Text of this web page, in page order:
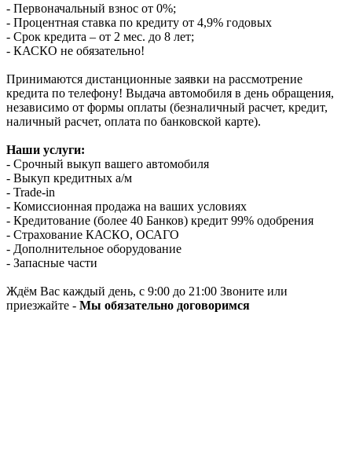
- Первоначальный взнос от 0%;
- Процентная ставка по кредиту от 4,9% годовых
- Срок кредита – от 2 мес. до 8 лет;
- КАСКО не обязательно!
Принимаются дистанционные заявки на рассмотрение
кредита по телефону! Выдача автомобиля в день обращения,
независимо от формы оплаты (безналичный расчет, кредит,
наличный расчет, оплата по банковской карте).
Наши услуги:
- Срочный выкуп вашего автомобиля
- Выкуп кредитных а/м
- Trade-in
- Комиссионная продажа на ваших условиях
- Кредитование (более 40 Банков) кредит 99% одобрения
- Страхование КАСКО, ОСАГО
- Дополнительное оборудование
- Запасные части
Ждём Вас каждый день, с 9:00 до 21:00 Звоните или
приезжайте - Мы обязательно договоримся